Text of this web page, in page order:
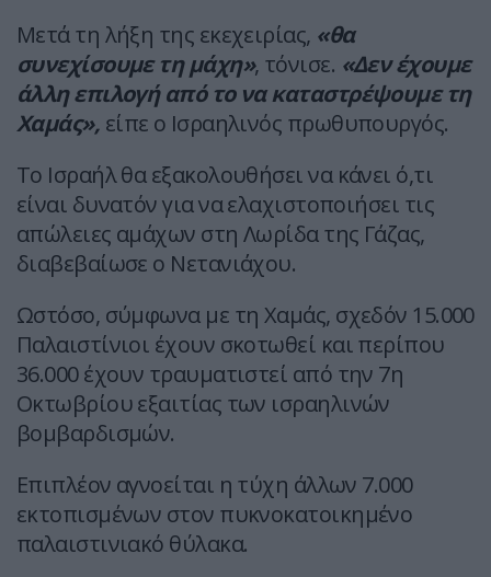
Μετά τη λήξη της εκεχειρίας, «θα
συνεχίσουμε τη μάχη», τόνισε. «Δεν έχουμε
άλλη επιλογή από το να καταστρέψουμε τη
Χαμάς», είπε ο Ισραηλινός πρωθυπουργός.
Το Ισραήλ θα εξακολουθήσει να κάνει ό,τι
είναι δυνατόν για να ελαχιστοποιήσει τις
απώλειες αμάχων στη Λωρίδα της Γάζας,
διαβεβαίωσε ο Νετανιάχου.
Ωστόσο, σύμφωνα με τη Χαμάς, σχεδόν 15.000
Παλαιστίνιοι έχουν σκοτωθεί και περίπου
36.000 έχουν τραυματιστεί από την 7η
Οκτωβρίου εξαιτίας των ισραηλινών
βομβαρδισμών.
Επιπλέον αγνοείται η τύχη άλλων 7.000
εκτοπισμένων στον πυκνοκατοικημένο
παλαιστινιακό θύλακα.